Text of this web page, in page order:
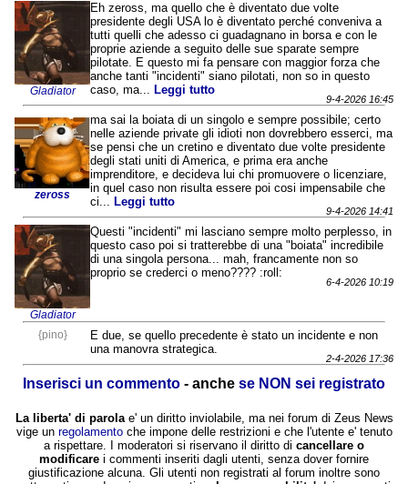
Gladiator
Eh zeross, ma quello che è diventato due volte
presidente degli USA lo è diventato perché conveniva a
tutti quelli che adesso ci guadagnano in borsa e con le
proprie aziende a seguito delle sue sparate sempre
pilotate. E questo mi fa pensare con maggior forza che
anche tanti "incidenti" siano pilotati, non so in questo
caso, ma... Leggi tutto
9-4-2026 16:45
zeross
ma sai la boiata di un singolo e sempre possibile; certo
nelle aziende private gli idioti non dovrebbero esserci, ma
se pensi che un cretino e diventato due volte presidente
degli stati uniti di America, e prima era anche
imprenditore, e decideva lui chi promuovere o licenziare,
in quel caso non risulta essere poi cosi impensabile che
ci... Leggi tutto
9-4-2026 14:41
Gladiator
Questi "incidenti" mi lasciano sempre molto perplesso, in
questo caso poi si tratterebbe di una "boiata" incredibile
di una singola persona... mah, francamente non so
proprio se crederci o meno???? :roll:
6-4-2026 10:19
{pino}
E due, se quello precedente è stato un incidente e non
una manovra strategica.
2-4-2026 17:36
Inserisci un commento - anche se NON sei registrato
La liberta' di parolae' un diritto inviolabile, ma nei forum di Zeus News
vige un regolamentoche impone delle restrizioni e che l'utente e' tenuto
a rispettare. I moderatori si riservano il diritto di cancellare o
modificare i commenti inseriti dagli utenti, senza dover fornire
giustificazione alcuna. Gli utenti non registrati al forum inoltre sono